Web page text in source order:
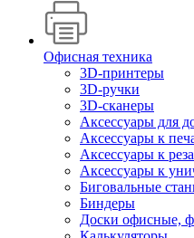
Офисная техника
3D-принтеры
3D-ручки
3D-сканеры
Аксессуары для
Аксессуары к
Аксессуары к
Аксессуары к
Биговальные
Биндеры
Доски офисные,